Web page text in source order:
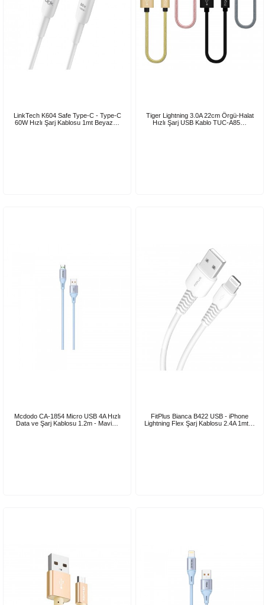
LinkTech K604 Safe Type-C - Type-C
60W Hızlı Şarj Kablosu 1mt Beyaz…
Tiger Lightning 3.0A 22cm Örgü-Halat
Hızlı Şarj USB Kablo TUC-A85…
Mcdodo CA-1854 Micro USB 4A Hızlı
Data ve Şarj Kablosu 1.2m - Mavi…
FitPlus Bianca B422 USB - iPhone
Lightning Flex Şarj Kablosu 2.4A 1mt…